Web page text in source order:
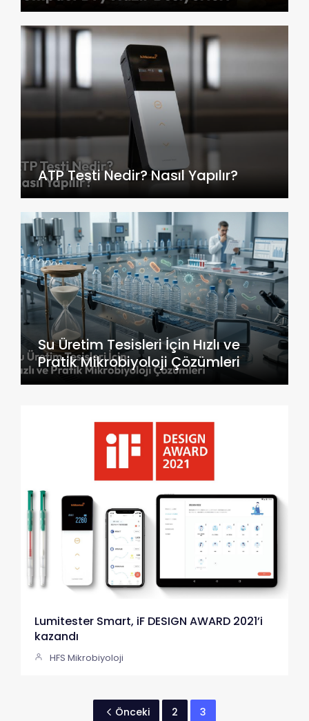
ATP Testi Nedir? Nasıl Yapılır?
Su Üretim Tesisleri İçin Hızlı ve
Pratik Mikrobiyoloji Çözümleri
Lumitester Smart, iF DESIGN AWARD 2021’i
kazandı
HFS Mikrobiyoloji
Önceki 2 3